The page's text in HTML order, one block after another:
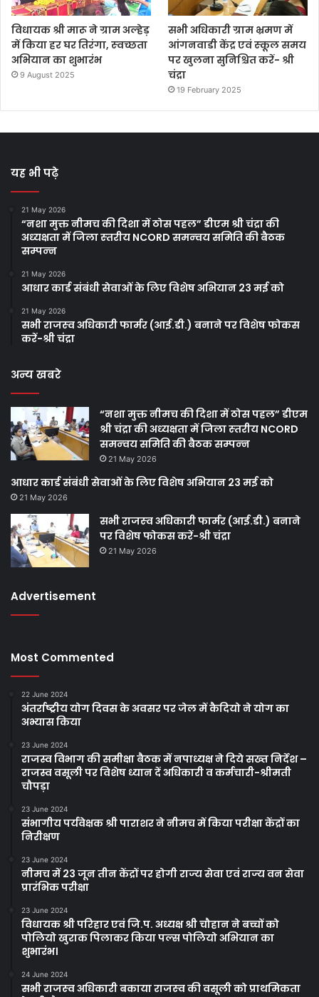
विधायक श्री मारू ने ग्राम अल्‍हेड़
में किया हर घर तिरंगा, स्‍वच्‍छता
अभियान का शुभारंभ
9 August 2025
सभी अधिकारी ग्राम भ्रमण में
आंगनवाडी केंद्र एवं स्‍कूल समय
पर खुलना सुनिश्चित करें- श्री
चंद्रा
19 February 2025
यह भी पढ़े
21 May 2026
“नशा मुक्त नीमच की दिशा में ठोस पहल” डीएम श्री चंद्रा की
अध्‍यक्षता में जिला स्‍तरीय NCORD समन्‍वय समिति की बैठक
सम्‍पन्‍न
21 May 2026
आधार कार्ड संबंधी सेवाओं के लिए विशेष अभियान 23 मई को
21 May 2026
सभी राजस्‍व अधिकारी फार्मर (आई.डी.) बनाने पर विशेष फोकस
करें-श्री चंद्रा
अन्य खबरे
“नशा मुक्त नीमच की दिशा में ठोस पहल” डीएम
श्री चंद्रा की अध्‍यक्षता में जिला स्‍तरीय NCORD
समन्‍वय समिति की बैठक सम्‍पन्‍न
21 May 2026
आधार कार्ड संबंधी सेवाओं के लिए विशेष अभियान 23 मई को
21 May 2026
सभी राजस्‍व अधिकारी फार्मर (आई.डी.) बनाने
पर विशेष फोकस करें-श्री चंद्रा
21 May 2026
Advertisement
Most Commented
22 June 2024
अंतर्राष्ट्रीय योग दिवस के अवसर पर जेल में कैदियो ने योग का
अभ्यास किया
23 June 2024
राजस्व विभाग की समीक्षा बैठक में नपाध्यक्ष ने दिये सख्त निर्देश –
राजस्व वसूली पर विशेष ध्यान दें अधिकारी व कर्मचारी-श्रीमती
चौपड़ा
23 June 2024
संभागीय पर्यवेक्षक श्री पाराशर ने नीमच में किया परीक्षा केंद्रों का
निरीक्षण
23 June 2024
नीमच में 23 जून तीन केंद्रों पर होगी राज्‍य सेवा एवं राज्‍य वन सेवा
प्रारंभिक परीक्षा
23 June 2024
विधायक श्री परिहार एवं जि.प. अध्यक्ष श्री चौहान ने बच्चों को
पोलियो खुराक पिलाकर किया पल्स पोलियो अभियान का
शुभारंभ।
24 June 2024
सभी राजस्‍व अधिकारी बकाया राजस्‍व की वसूली को प्राथमिकता